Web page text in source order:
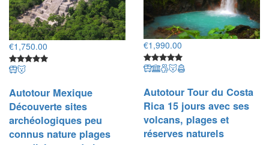
€1,750.00
Autotour Mexique
Découverte sites
archéologiques peu
connus nature plages
€1,990.00
Autotour Tour du Costa
Rica 15 jours avec ses
volcans, plages et
réserves naturels